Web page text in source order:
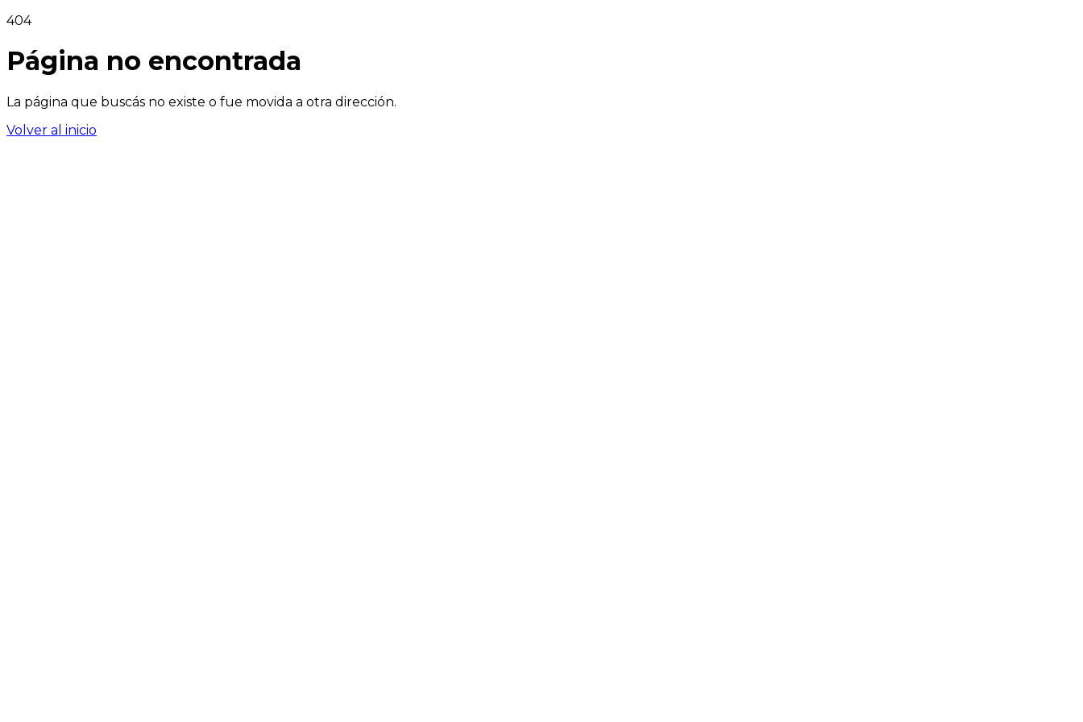
404
Página no encontrada
La página que buscás no existe o fue movida a otra dirección.
Volver al inicio